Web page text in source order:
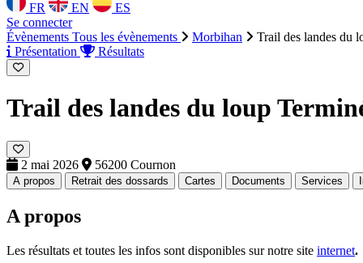
FR EN
ES
Se connecter
Évènements Tous les évènements Morbihan
Trail des landes du
Présentation
Résultats
Trail des landes du loup
2 mai 2026 56200 Cournon
A propos Retrait des dossards Cartes Documents Services
A propos
Les résultats et toutes les infos sont disponibles sur notre site internet.